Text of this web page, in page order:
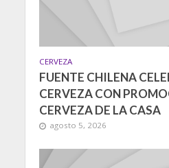
CERVEZA
FUENTE CHILENA
CERVEZA CON
CERVEZA DE LA CASA
agosto 5, 2026